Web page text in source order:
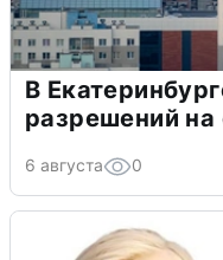
В
разрешений на
6 августа 0